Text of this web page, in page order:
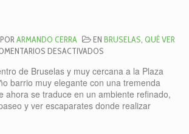
PORARMANDO CERRA ENBRUSELAS,QUÉ VER
DESACTIVADOS
SABLON
de Bruselas y muy cercana a la Plaza
barrio muy elegante con una tremenda
ahora se traduce en un ambiente refinado,
y ver escaparates donde realizar